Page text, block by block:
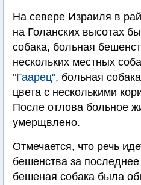
На севере Израиля в
на Голанских высотах
собака, больная
нескольких местных
"Гаарец", больная
цвета с несколькими
После отлова больное
умерщвлено.
Отмечается, что речь
бешенства за
бешеная собака была